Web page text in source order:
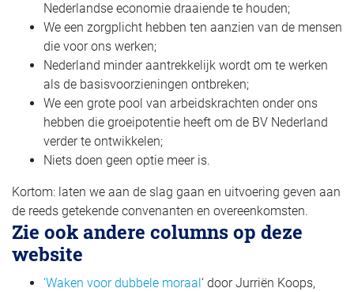
Nederlandse economie draaiende te houden;
We een zorgplicht hebben ten aanzien van de mensen
die voor ons werken;
Nederland minder aantrekkelijk wordt om te werken
als de basisvoorzieningen ontbreken;
We een grote pool van arbeidskrachten onder ons
hebben die groeipotentie heeft om de BV Nederland
verder te ontwikkelen;
Niets doen geen optie meer is.
Kortom: laten we aan de slag gaan en uitvoering geven aan
de reeds getekende convenanten en overeenkomsten.
Zie ook andere columns op deze
website
‘Waken voor dubbele moraal ‘ door Jurriën Koops,